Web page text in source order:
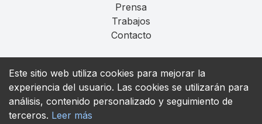
Este sitio web utiliza cookies para mejorar la
experiencia del usuario. Las cookies se utilizarán para
análisis, contenido personalizado y seguimiento de
terceros. Leer más
Prensa
Trabajos
Contacto
Privacidad
T&C
contact@bevmaq.com